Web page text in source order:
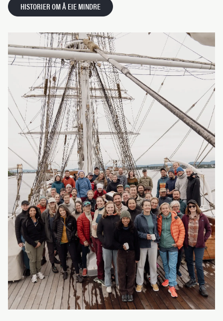
HISTORIER OM Å EIE MINDRE